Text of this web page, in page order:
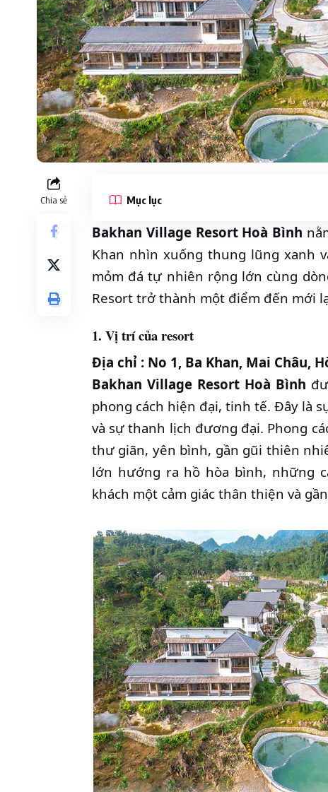
Chia sẻ Mục lục
Bakhan Village Resort Hoà Bình
Khan nhìn xuống thung lũng xanh
mỏm đá tự nhiên rộng lớn cùng
Resort trở thành một điểm đến mới
1. Vị trí của resort
Địa chỉ : No 1, Ba Khan, Mai Châu,
Bakhan Village Resort Hoà Bình
phong cách hiện đại, tinh tế. Đây là
và sự thanh lịch đương đại. Phong
thư giãn, yên bình, gần gũi thiên
lớn hướng ra hồ hòa bình, những
khách một cảm giác thân thiện và